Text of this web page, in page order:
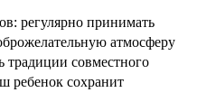
регулярно принимать
атмосферу
традиции совместного
ребенок сохранит